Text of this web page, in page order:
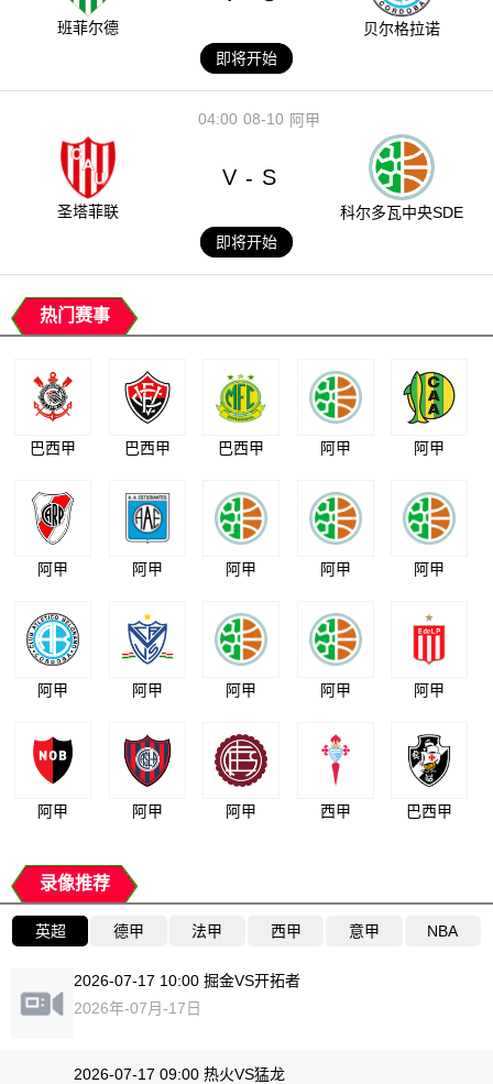
班菲尔德
贝尔格拉诺
即将开始
08-10
04:00 阿甲
圣塔菲联
V - S
科尔多瓦中央SDE
即将开始
热门赛事
巴西甲 巴西甲 巴西甲 阿甲 阿甲
阿甲 阿甲 阿甲 阿甲 阿甲
阿甲 阿甲 阿甲 阿甲 阿甲
阿甲 阿甲 阿甲 西甲 巴西甲
录像推荐
英超 德甲 法甲 西甲 意甲 NBA
2026-07-17 10:00 掘金VS开拓者
2026年-07月-17日
2026-07-17 09:00 热火VS猛龙